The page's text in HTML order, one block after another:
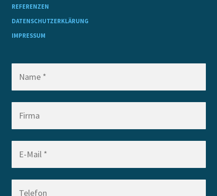
REFERENZEN
DATENSCHUTZERKLÄRUNG
IMPRESSUM